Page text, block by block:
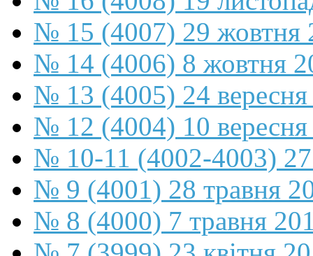
№ 15 (4007) 29 жовтня
№ 14 (4006) 8 жовтня
№ 13 (4005) 24
№ 12 (4004) 10
№ 10-11 (4002-4003)
№ 9 (4001) 28 травня
№ 8 (4000) 7 травня